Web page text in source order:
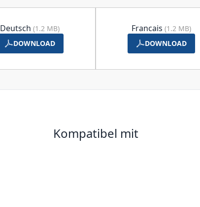
Deutsch (1.2 MB)
DOWNLOAD
Francais (1.2 MB)
DOWNLOAD
Kompatibel mit